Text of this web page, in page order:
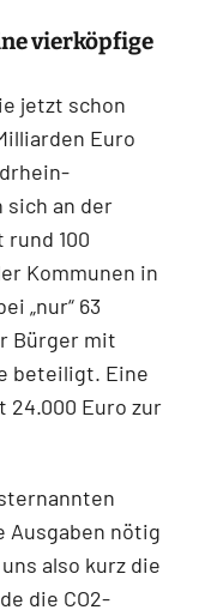
vierköpfige
jetzt schon
Euro
an der
100
Kommunen in
„nur“ 63
Bürger mit
beteiligt. Eine
24.000 Euro zur
Ausgaben nötig
also kurz die
die CO2-